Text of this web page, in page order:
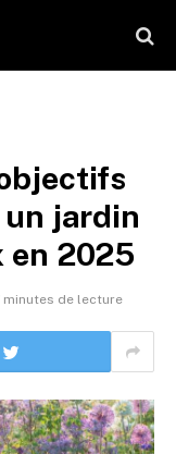
jardin
en 2025
minutes de lecture